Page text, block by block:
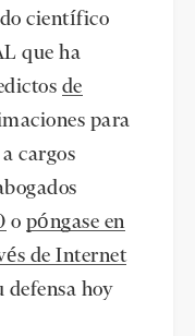
científico
que ha
de
para
cargos
o póngase en
de Internet
defensa hoy